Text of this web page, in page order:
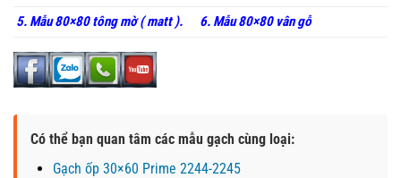
5. Mẫu 80×80 tông mờ ( matt ).
6. Mẫu 80×80 vân gỗ
Có thể bạn quan tâm các mẫu gạch cùng loại:
Gạch ốp 30×60 Prime 2244-2245